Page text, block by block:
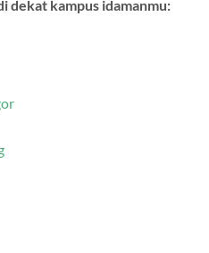
dekat kampus idamanmu: